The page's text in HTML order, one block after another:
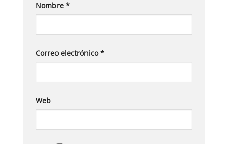
Nombre *
Correo electrónico*
Web